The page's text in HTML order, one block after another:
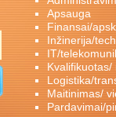
apsauga
finansai/
inžinerija/
IT/
logistika/
maitinimas/
pardavimai/